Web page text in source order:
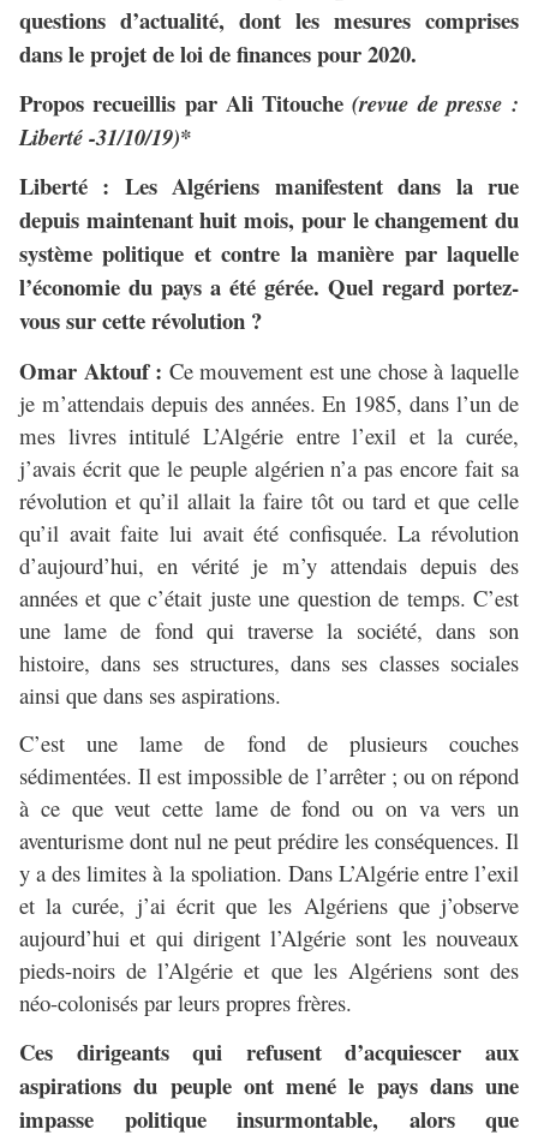
questions d’actualité, dont les mesures comprises
dans le projet de loi de finances pour 2020.
Propos recueillis par Ali Titouche(revue de presse :
Liberté -31/10/19)*
Liberté : Les Algériens manifestent dans la rue
depuis maintenant huit mois, pour le changement du
système politique et contre la manière par laquelle
l’économie du pays a été gérée. Quel regard portez-
vous sur cette révolution ?
Omar Aktouf : Ce mouvement est une chose à laquelle
je m’attendais depuis des années. En 1985, dans l’un de
mes livres intitulé L’Algérie entre l’exil et la curée,
j’avais écrit que le peuple algérien n’a pas encore fait sa
révolution et qu’il allait la faire tôt ou tard et que celle
qu’il avait faite lui avait été confisquée. La révolution
d’aujourd’hui, en vérité je m’y attendais depuis des
années et que c’était juste une question de temps. C’est
une lame de fond qui traverse la société, dans son
histoire, dans ses structures, dans ses classes sociales
ainsi que dans ses aspirations.
C’est une lame de fond de plusieurs couches
sédimentées. Il est impossible de l’arrêter ; ou on répond
à ce que veut cette lame de fond ou on va vers un
aventurisme dont nul ne peut prédire les conséquences. Il
y a des limites à la spoliation. Dans L’Algérie entre l’exil
et la curée, j’ai écrit que les Algériens que j’observe
aujourd’hui et qui dirigent l’Algérie sont les nouveaux
pieds-noirs de l’Algérie et que les Algériens sont des
néo-colonisés par leurs propres frères.
Ces dirigeants qui refusent d’acquiescer aux
aspirations du peuple ont mené le pays dans une
impasse politique insurmontable, alors que